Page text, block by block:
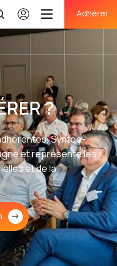
Se
connecter
Adhérer
?
Syntec-
et représente les
et de la